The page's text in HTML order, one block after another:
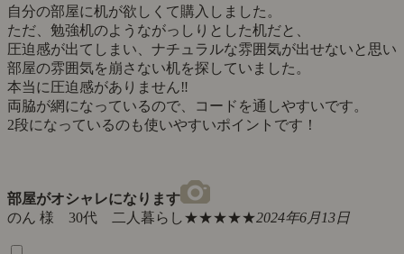
自分の部屋に机が欲しくて購入しました。
ただ、勉強机のようながっしりとした机だと、
圧迫感が出てしまい、ナチュラルな雰囲気が出せないと思い
部屋の雰囲気を崩さない机を探していました。
本当に圧迫感がありません‼︎
両脇が網になっているので、コードを通しやすいです。
2段になっているのも使いやすいポイントです！
部屋がオシャレになります
のん 様 30代 二人暮らし★★★★★2024年6月13日